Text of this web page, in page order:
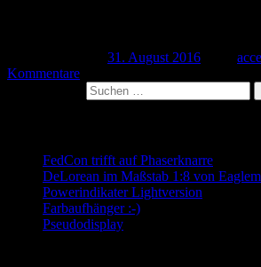
31. August 2016
Kommentare
FedCon trifft auf Phaserknarre
DeLorean im Maßstab 1:8 von
Powerindikater Lightversion
Farbaufhänger :-)
Pseudodisplay